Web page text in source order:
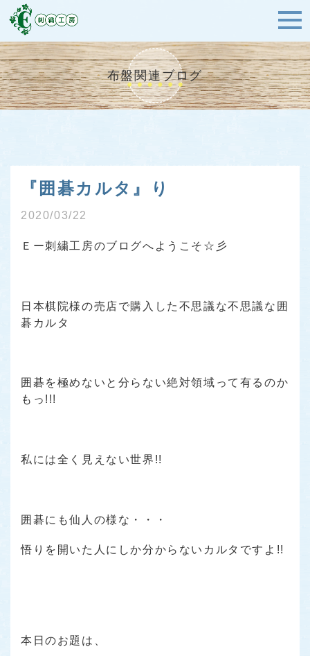
布盤関連ブログ
『囲碁カルタ』り
2020/03/22
Ｅー刺繍工房のブログへようこそ☆彡
日本棋院様の売店で購入した不思議な不思議な囲
碁カルタ
囲碁を極めないと分らない絶対領域って有るのか
もっ!!!
私には全く見えない世界!!
囲碁にも仙人の様な・・・
悟りを開いた人にしか分からないカルタですよ!!
本日のお題は、